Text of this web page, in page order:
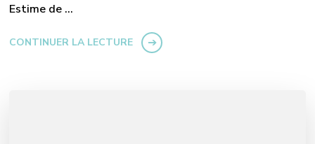
Estime de …
CONTINUER LA LECTURE